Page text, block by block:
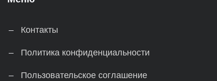
Контакты
Политика конфиденциальности
Пользовательское соглашение